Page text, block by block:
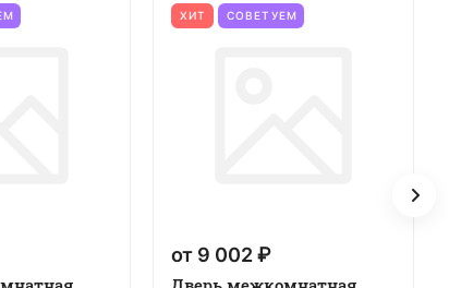
ХИТ СОВЕТУЕМ
от 9 002 ₽